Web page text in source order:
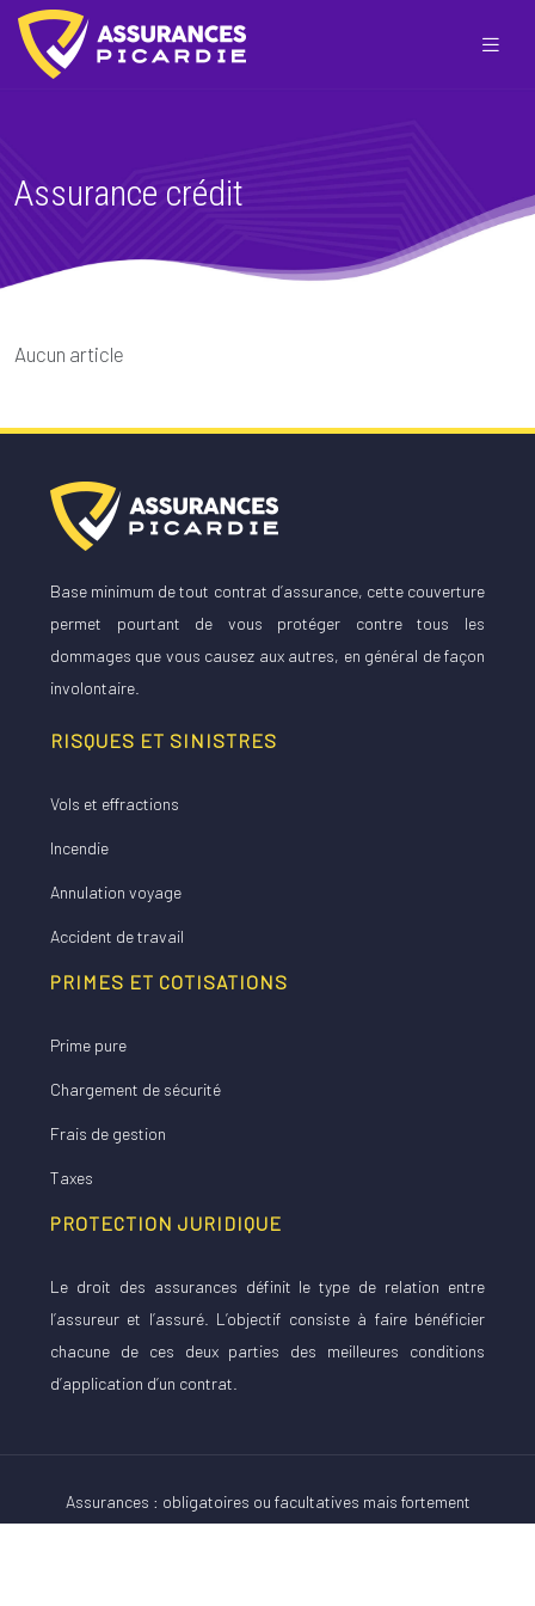
Assurance crédit
Aucun article
Base minimum de tout contrat d’assurance, cette couverture
permet pourtant de vous protéger contre tous les
dommages que vous causez aux autres, en général de façon
involontaire.
RISQUES ET SINISTRES
Vols et effractions
Incendie
Annulation voyage
Accident de travail
PRIMES ET COTISATIONS
Prime pure
Chargement de sécurité
Frais de gestion
Taxes
PROTECTION JURIDIQUE
Le droit des assurances définit le type de relation entre
l’assureur et l’assuré. L’objectif consiste à faire bénéficier
chacune de ces deux parties des meilleures conditions
d’application d’un contrat.
Assurances : obligatoires ou facultatives mais fortement